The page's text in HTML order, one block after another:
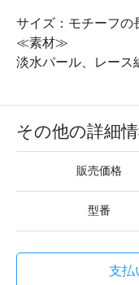
サイズ：モチーフの
≪素材≫
淡水パール、レース
その他の詳細
販売価格
型番
支払